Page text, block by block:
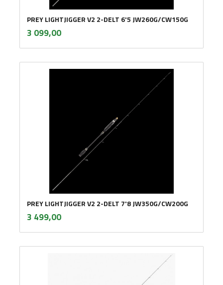
PREY LIGHTJIGGER V2 2-DELT 6'5 JW260G/CW150G
Pris
3 099,00mva.
PREY LIGHTJIGGER V2 2-DELT 7'8 JW350G/CW200G
Pris
3 499,00mva.